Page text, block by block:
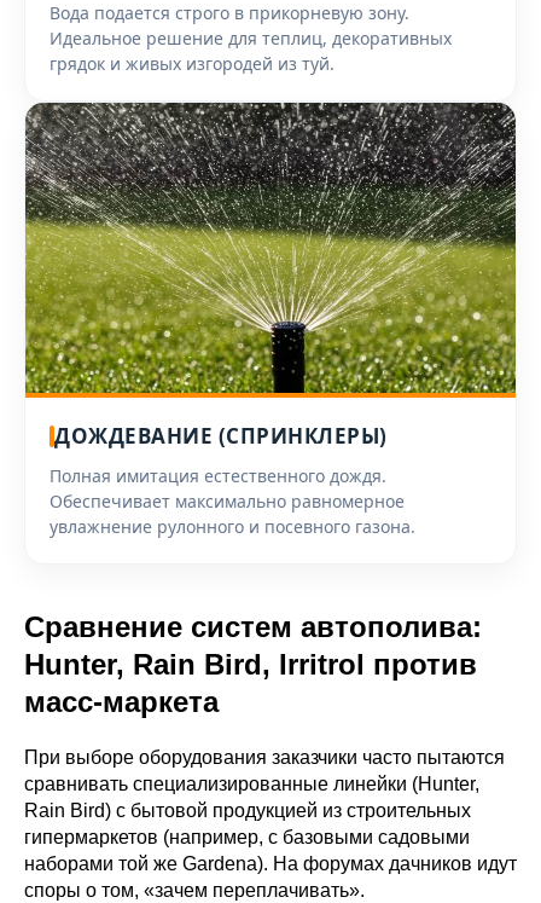
Вода подается строго в прикорневую зону.
Идеальное решение для теплиц, декоративных
грядок и живых изгородей из туй.
ДОЖДЕВАНИЕ (СПРИНКЛЕРЫ)
Полная имитация естественного дождя.
Обеспечивает максимально равномерное
увлажнение рулонного и посевного газона.
Сравнение систем автополива:
Hunter, Rain Bird, Irritrol против
масс-маркета
При выборе оборудования заказчики часто пытаются
сравнивать специализированные линейки (Hunter,
Rain Bird) с бытовой продукцией из строительных
гипермаркетов (например, с базовыми садовыми
наборами той же Gardena). На форумах дачников идут
споры о том, «зачем переплачивать».